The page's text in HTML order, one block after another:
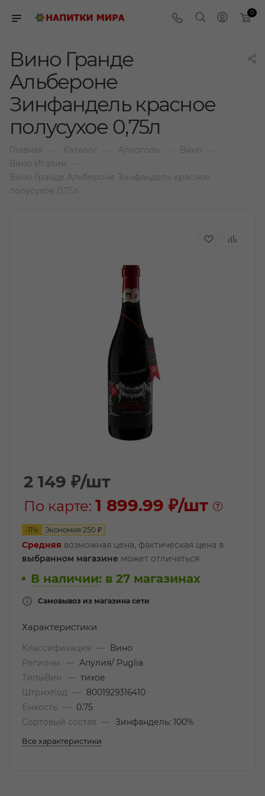
0
Вино Гранде
Альбероне
Зинфандель красное
полусухое 0,75л
Главная Каталог Алкоголь Вино
Вино Италии
Вино Гранде Альбероне Зинфандель красное
полусухое 0,75л
2 149 ₽/шт
По карте: 1 899.99 ₽/шт
-11% Экономия 250 ₽
Средняя возможная цена, фактическая цена в
выбранном магазине может отличаться
В наличии: в 27 магазинах
Самовывоз из магазина сети
Характеристики
Классификация —
Вино
Регионы
—
Апулия/ Puglia
ТипыВин
— тихое
ШтрихКод
—
8001929316410
Емкость
—
0.75
Сортовый состав
— Зинфандель: 100%
Все характеристики